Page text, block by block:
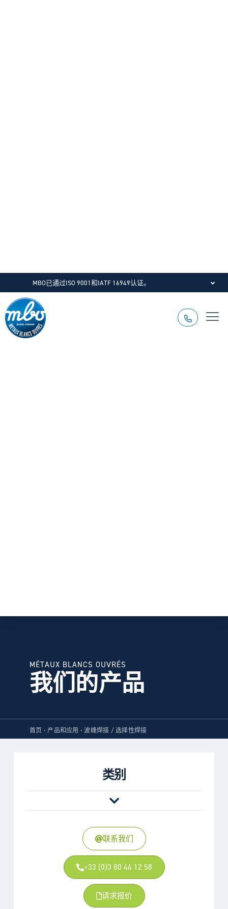
MBO已通过ISO 9001和IATF 16949认证。
MÉTAUX BLANCS OUVRÉS
我们的产品
首页 •产品和应用 •波峰焊接 / 选择性焊接
类别
联系我们
+33 (0)3 80 46 12 58
请求报价